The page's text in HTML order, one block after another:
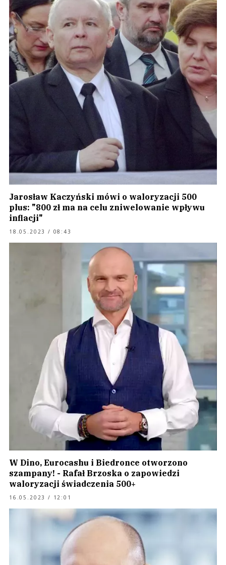
Jarosław Kaczyński mówi o waloryzacji 500
plus: "800 zł ma na celu zniwelowanie wpływu
inflacji"
18.05.2023 / 08:43
W Dino, Eurocashu i Biedronce otworzono
szampany! - Rafał Brzoska o zapowiedzi
waloryzacji świadczenia 500+
16.05.2023 / 12:01